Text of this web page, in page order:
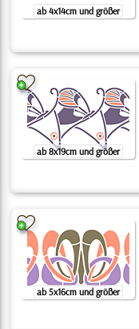
ab 4x14cm und größer
ab 8x19cm und größer
ab 5x16cm und größer